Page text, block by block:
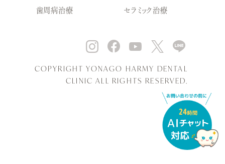
歯周病治療 セラミック治療
COPYRIGHT YONAGO HARMY DENTAL
CLINIC ALL RIGHTS RESERVED.